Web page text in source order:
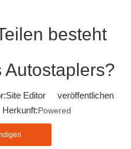
besteht
Autostaplers?
Editor veröffentlichen
Powered